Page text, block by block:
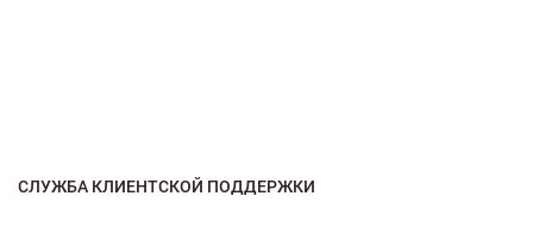
СЛУЖБА КЛИЕНТСКОЙ ПОДДЕРЖКИ